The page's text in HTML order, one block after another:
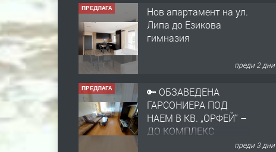
ПРЕДЛАГА
Нов апартамент на ул.
Липа до Езикова
гимназия
преди 2 дни
ПРЕДЛАГА
🔑 ОБЗАВЕДЕНА
ГАРСОНИЕРА ПОД
НАЕМ В КВ. „ОРФЕЙ“ –
ДО КОМПЛЕКС
преди 3 дни